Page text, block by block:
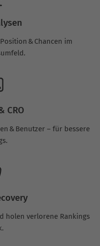
& Chancen im
CRO
& Benutzer – für bessere
holen verlorene Rankings